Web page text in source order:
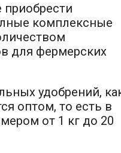
комплексные
для фермерских
удобрений,
оптом, то есть в
от 1 кг до 20